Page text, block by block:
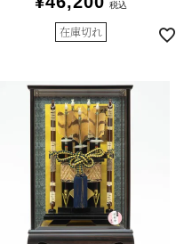
税込
在庫切れ